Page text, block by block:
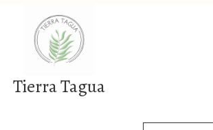
Tierra Tagua